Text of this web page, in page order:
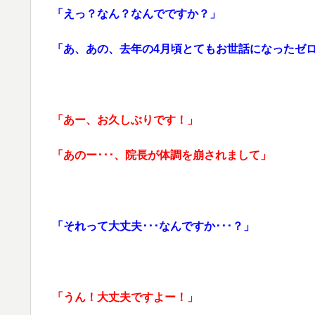
「えっ？なん？なんでですか？」
「あ、あの、去年の4月頃とてもお世話になったゼ
「あー、お久しぶりです！」
「あのー･･･、院長が体調を崩されまして」
「それって大丈夫･･･なんですか･･･？」
「うん！大丈夫ですよー！」